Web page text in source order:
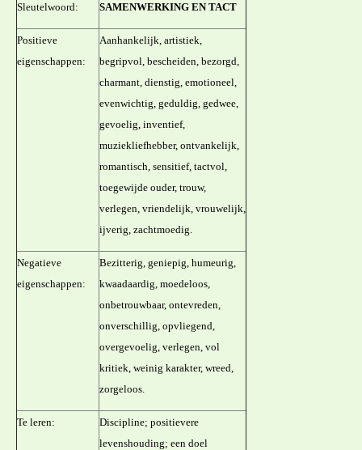
Sleutelwoord: SAMENWERKING EN TACT
Positieve
eigenschappen:
Aanhankelijk, artistiek,
begripvol, bescheiden, bezorgd,
charmant, dienstig, emotioneel,
evenwichtig, geduldig, gedwee,
gevoelig, inventief,
muziekliefhebber, ontvankelijk,
romantisch, sensitief, tactvol,
toegewijde ouder, trouw,
verlegen, vriendelijk, vrouwelijk,
ijverig, zachtmoedig.
Negatieve
eigenschappen:
Bezitterig, geniepig, humeurig,
kwaadaardig, moedeloos,
onbetrouwbaar, ontevreden,
onverschillig, opvliegend,
overgevoelig, verlegen, vol
kritiek, weinig karakter, wreed,
zorgeloos.
Te leren:
Discipline; positievere
levenshouding; een doel